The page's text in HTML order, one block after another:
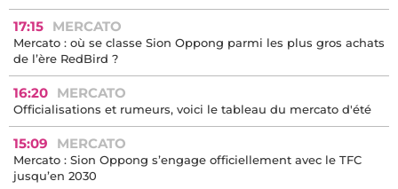
17:15 MERCATO
Mercato : où se classe Sion Oppong parmi les plus gros achats
de l’ère RedBird ?
16:20 MERCATO
Officialisations et rumeurs, voici le tableau du mercato d'été
15:09 MERCATO
Mercato : Sion Oppong s’engage officiellement avec le TFC
jusqu’en 2030